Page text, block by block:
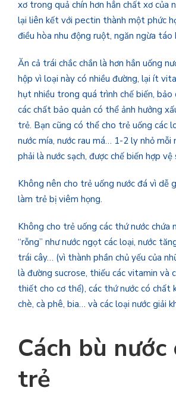
xơ trong quả chín hơn hẳn chất xơ của
lại liên kết với pectin thành một phức
điều hòa nhu động ruột, ngăn ngừa táo
Ăn cả trái chắc chắn là hơn hẳn uống
hộp vì loại này có nhiều đường, lại ít
hụt nhiều trong quá trình chế biến, bảo
các chất bảo quản có thể ảnh hưởng
trẻ. Bạn cũng có thể cho trẻ uống các
nước mía, nước rau má… 1-2 ly nhỏ mỗi
phải là nước sạch, được chế biến hợp vệ
Không nên cho trẻ uống nước đá vì dễ
làm trẻ bị viêm họng.
Không cho trẻ uống các thứ nước chứa
“rỗng” như nước ngọt các loại, nước
trái cây… (vì thành phần chủ yếu của
là đường sucrose, thiếu các vitamin và
thiết cho cơ thể), các thứ nước có chất
chè, cà phê, bia… và các loại nước giải
Cách bù nước
trẻ